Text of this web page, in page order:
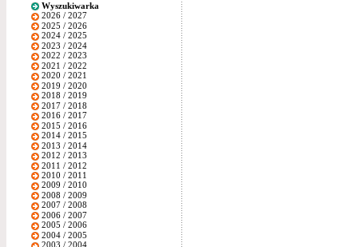
Wyszukiwarka
2026 / 2027
2025 / 2026
2024 / 2025
2023 / 2024
2022 / 2023
2021 / 2022
2020 / 2021
2019 / 2020
2018 / 2019
2017 / 2018
2016 / 2017
2015 / 2016
2014 / 2015
2013 / 2014
2012 / 2013
2011 / 2012
2010 / 2011
2009 / 2010
2008 / 2009
2007 / 2008
2006 / 2007
2005 / 2006
2004 / 2005
2003 / 2004